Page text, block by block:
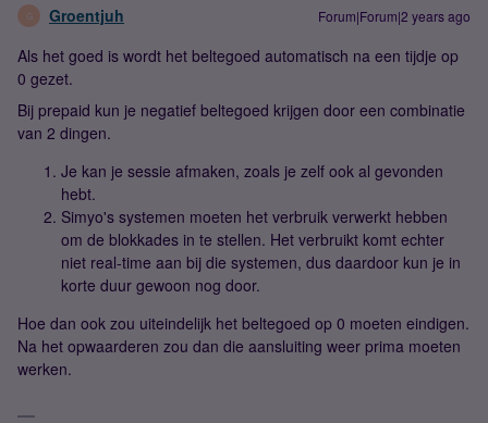
G Groentjuh Forum|Forum|2 years ago
Als het goed is wordt het beltegoed automatisch na een tijdje op
0 gezet.
Bij prepaid kun je negatief beltegoed krijgen door een combinatie
van 2 dingen.
Je kan je sessie afmaken, zoals je zelf ook al gevonden
hebt.
Simyo's systemen moeten het verbruik verwerkt hebben
om de blokkades in te stellen. Het verbruikt komt echter
niet real-time aan bij die systemen, dus daardoor kun je in
korte duur gewoon nog door.
Hoe dan ook zou uiteindelijk het beltegoed op 0 moeten eindigen.
Na het opwaarderen zou dan die aansluiting weer prima moeten
werken.